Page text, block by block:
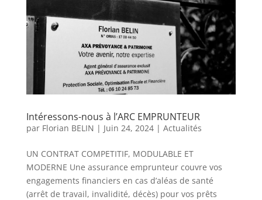
Intéressons-nous à l’ARC EMPRUNTEUR
par Florian BELIN | Juin 24, 2024| Actualités
​​​​​​​​​​​​​​​​​​​​​​​​​​​​​​​​​​​​UN CONTRAT COMPETITIF, MODULABLE ET
MODERNE Une assurance emprunteur couvre vos
engagements financiers en cas d’aléas de santé
(arrêt de travail, invalidité, décès) pour vos prêts